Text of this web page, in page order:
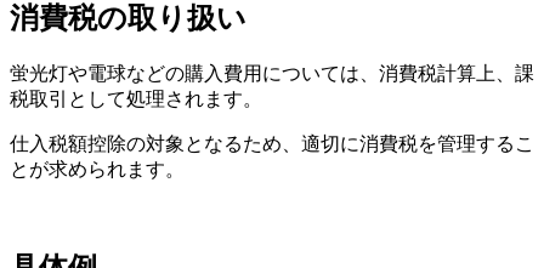
消費税の取り扱い
蛍光灯や電球などの購入費用については、消費税計算上、課
税取引として処理されます。
仕入税額控除の対象となるため、適切に消費税を管理するこ
とが求められます。